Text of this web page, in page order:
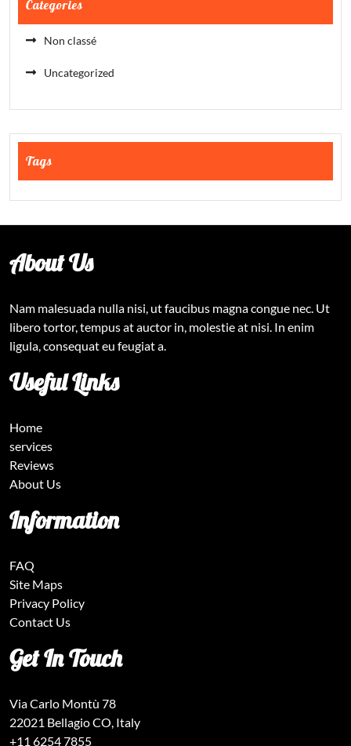
Categories
Non classé
Uncategorized
Tags
About Us
Nam malesuada nulla nisi, ut faucibus magna congue nec. Ut
libero tortor, tempus at auctor in, molestie at nisi. In enim
ligula, consequat eu feugiat a.
Useful Links
Home
services
Reviews
About Us
Information
FAQ
Site Maps
Privacy Policy
Contact Us
Get In Touch
Via Carlo Montù 78
22021 Bellagio CO, Italy
+11 6254 7855